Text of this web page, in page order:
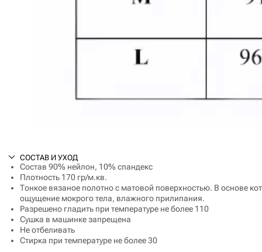
СОСТАВ И УХОД
Состав 90% нейлон, 10% спандекс
Плотность 170 гр/м.кв.
Тонкое вязаное полотно с матовой поверхностью. В основе
ощущение мокрого тела, влажного прилипания.
Разрешено гладить при температуре не более 110
Сушка в машинке запрещена
Не отбеливать
Стирка при температуре не более 30